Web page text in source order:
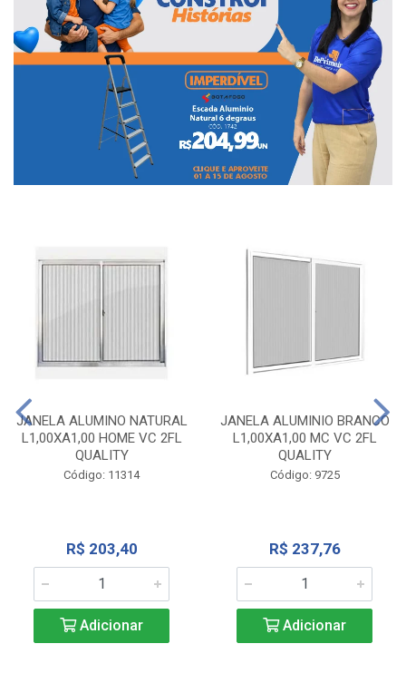
JANELA ALUMINO NATURAL
L1,00XA1,00 HOME VC 2FL
QUALITY
Código: 11314
R$ 203,40
Adicionar
JANELA ALUMINIO BRANCO
L1,00XA1,00 MC VC 2FL
QUALITY
Código: 9725
R$ 237,76
Adicionar